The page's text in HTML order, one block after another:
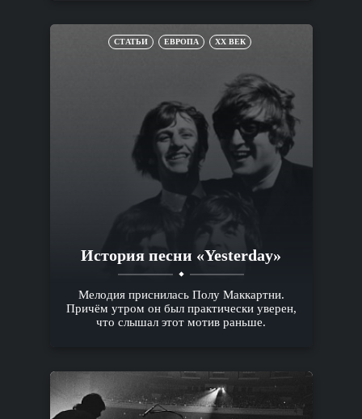
СТАТЬИ ЕВРОПА XX ВЕК
История песни «Yesterday»
Мелодия приснилась Полу Маккартни.
Причём утром он был практически уверен,
что слышал этот мотив раньше.